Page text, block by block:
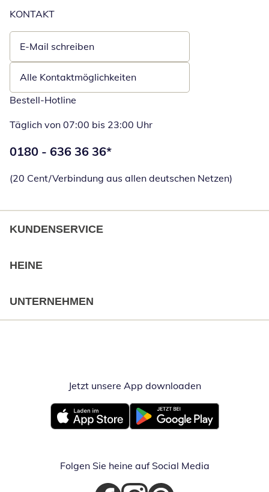
KONTAKT
E-Mail schreiben
Öffnet E-Mail-Client
Alle Kontaktmöglichkeiten
Bestell-Hotline
Täglich von 07:00 bis 23:00 Uhr
Telefonnummer:
0180 - 636 36 36*
(20 Cent/Verbindung aus allen deutschen Netzen)
KUNDENSERVICE
HEINE
UNTERNEHMEN
Jetzt unsere App downloadenÖffnet in
Öffnet in neuem FensterÖffnet in neuem Fenster
Folgen Sie heine auf Social Media